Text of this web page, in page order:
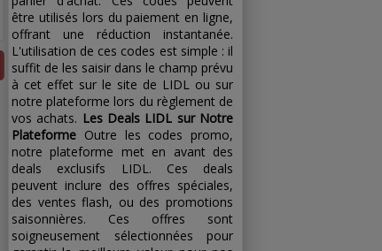
être utilisés lors du paiement en ligne,
offrant une réduction instantanée.
L'utilisation de ces codes est simple : il
suffit de les saisir dans le champ prévu
à cet effet sur le site de LIDL ou sur
notre plateforme lors du règlement de
vos achats. Les Deals LIDL sur Notre
Plateforme Outre les codes promo,
notre plateforme met en avant des
deals exclusifs LIDL. Ces deals
peuvent inclure des offres spéciales,
des ventes flash, ou des promotions
saisonnières. Ces offres sont
soigneusement sélectionnées pour